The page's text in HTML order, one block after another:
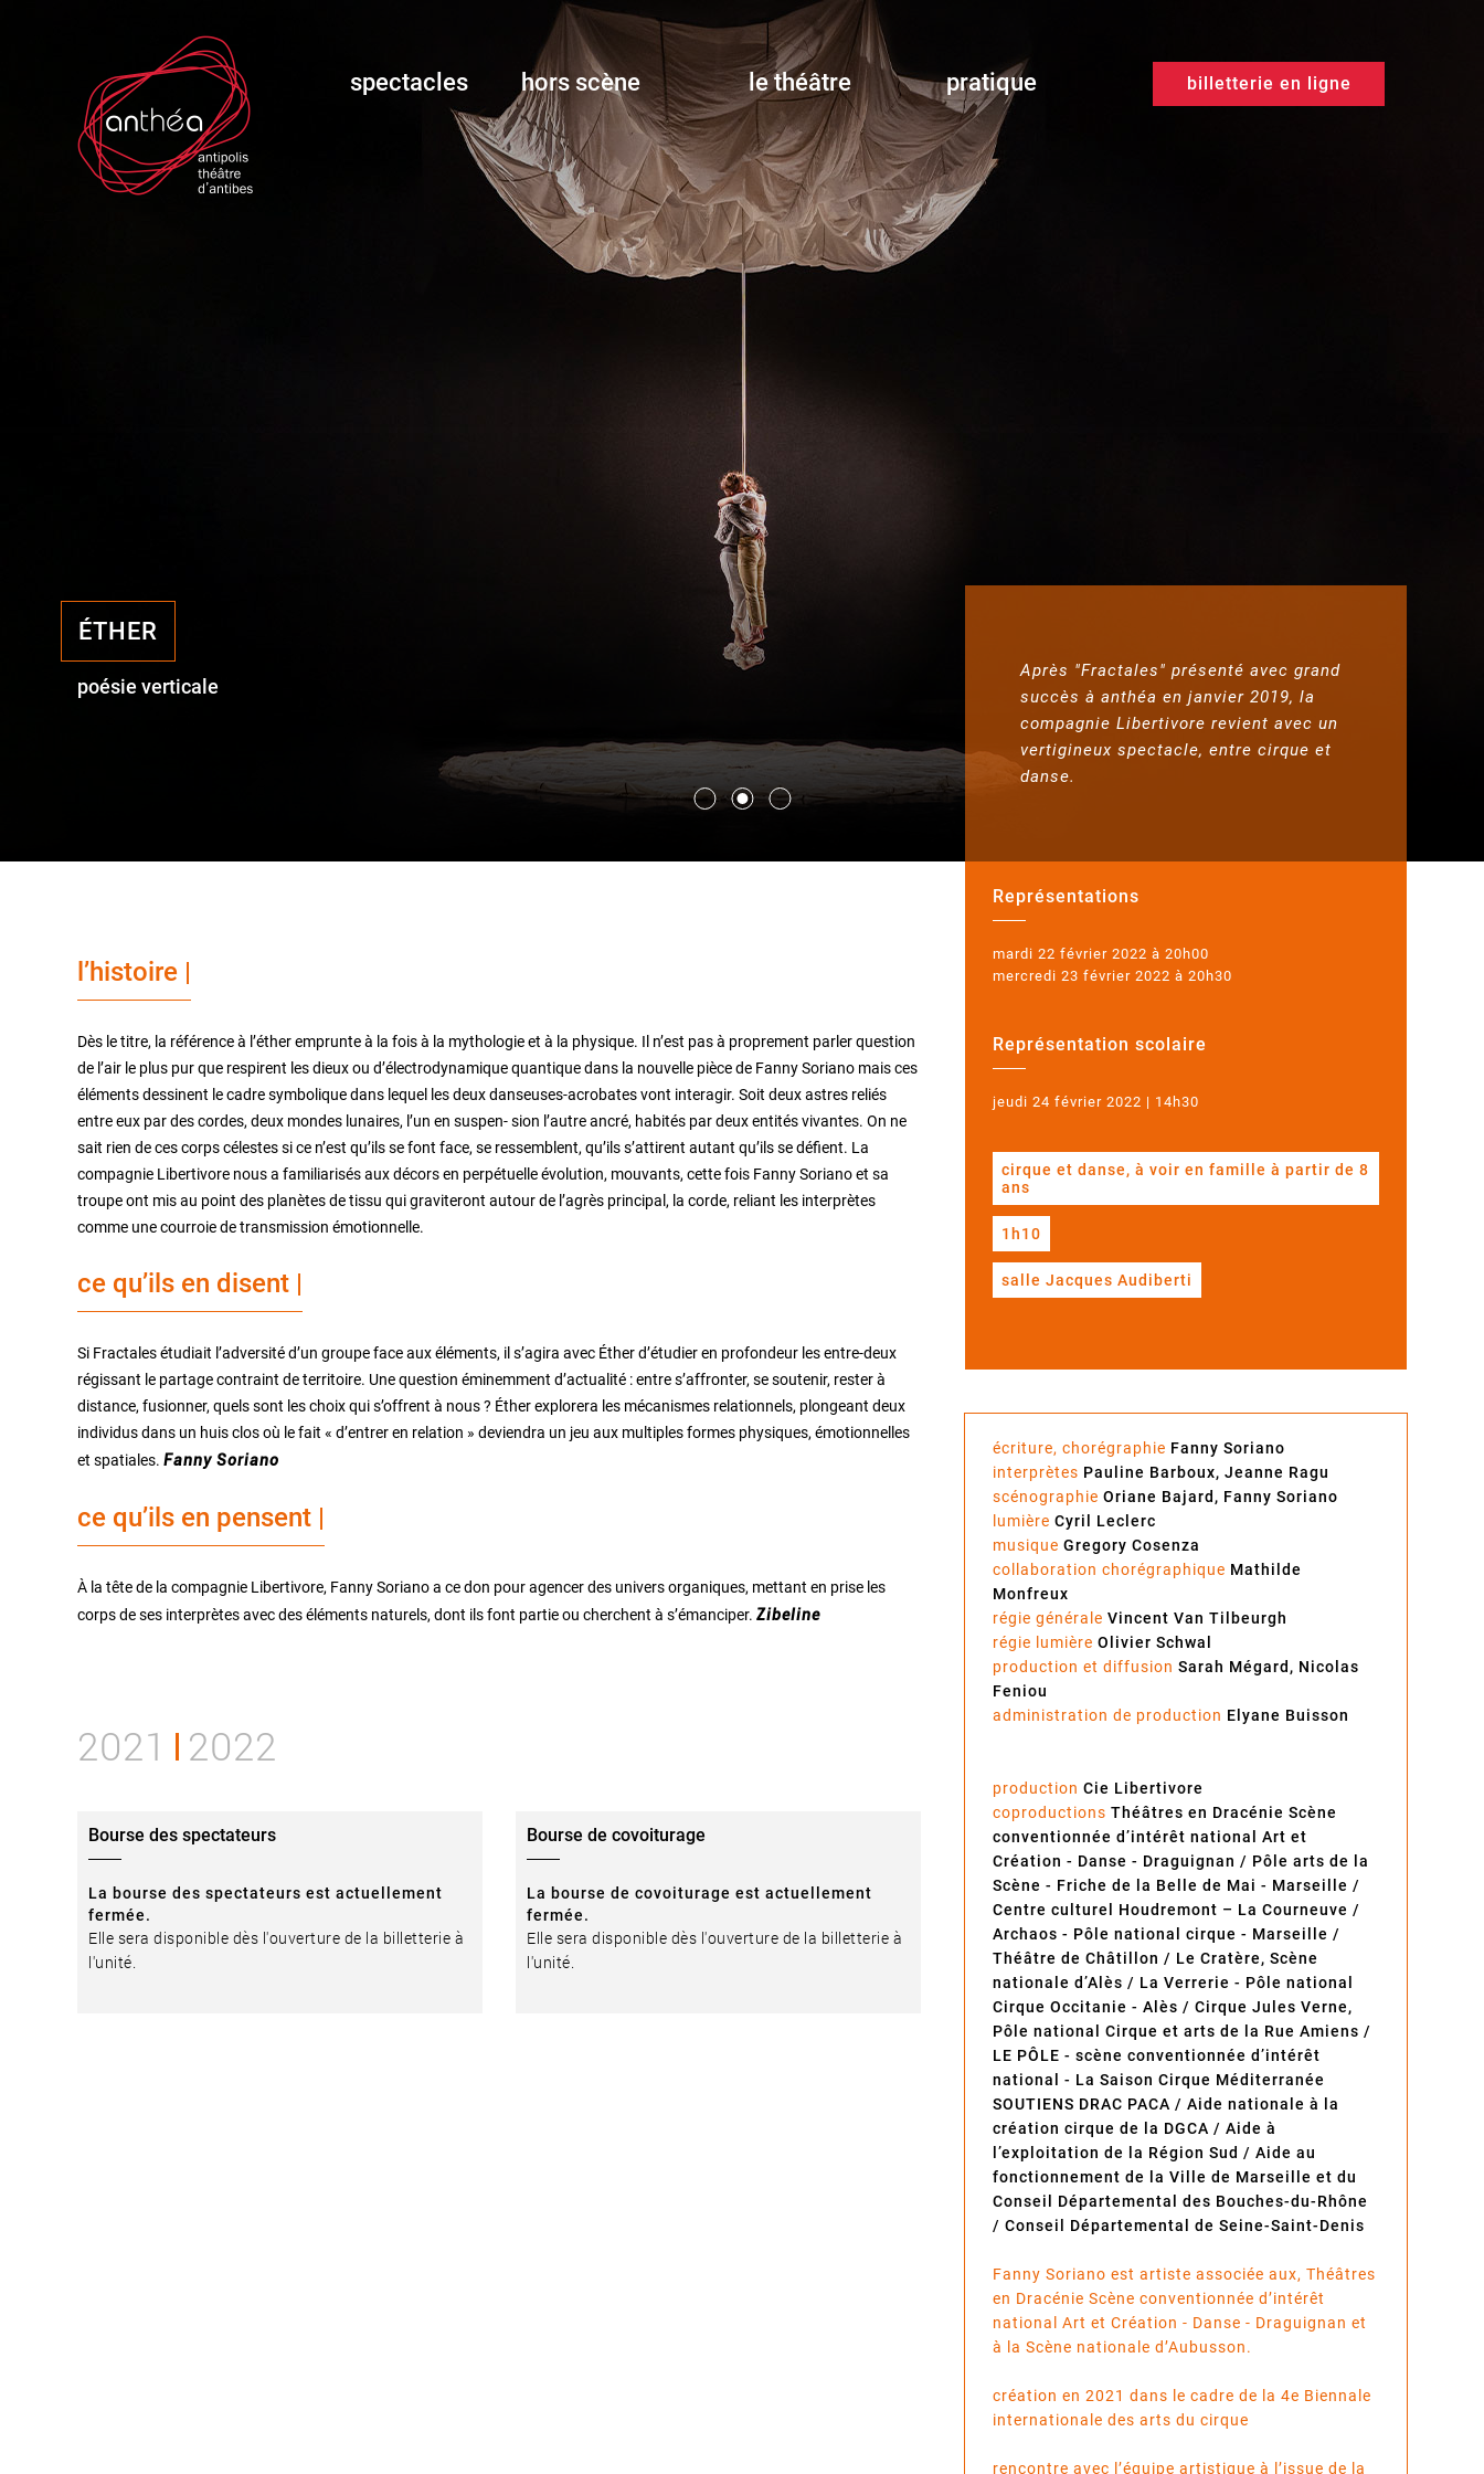
spectacles hors scène le théâtre pratique billetterie en ligne
ÉTHER
poésie verticale
Après "Fractales" présenté avec grand
succès à anthéa en janvier 2019, la
compagnie Libertivore revient avec un
vertigineux spectacle, entre cirque et
danse.
Représentations
mardi 22 février 2022 à 20h00
mercredi 23 février 2022 à 20h30
Représentation scolaire
jeudi 24 février 2022 | 14h30
cirque et danse, à voir en famille à partir de 8
ans
1h10
salle Jacques Audiberti
écriture, chorégraphie Fanny Soriano
interprètes Pauline Barboux, Jeanne Ragu
scénographie Oriane Bajard, Fanny Soriano
lumière Cyril Leclerc
musique Gregory Cosenza
collaboration chorégraphique Mathilde
Monfreux
régie générale Vincent Van Tilbeurgh
régie lumière Olivier Schwal
production et diffusion Sarah Mégard, Nicolas
Feniou
administration de production Elyane Buisson
production Cie Libertivore
coproductions Théâtres en Dracénie Scène
conventionnée d’intérêt national Art et
Création - Danse - Draguignan / Pôle arts de la
Scène - Friche de la Belle de Mai - Marseille /
Centre culturel Houdremont – La Courneuve /
Archaos - Pôle national cirque - Marseille /
Théâtre de Châtillon / Le Cratère, Scène
nationale d’Alès / La Verrerie - Pôle national
Cirque Occitanie - Alès / Cirque Jules Verne,
Pôle national Cirque et arts de la Rue Amiens /
LE PÔLE - scène conventionnée d’intérêt
national - La Saison Cirque Méditerranée
SOUTIENS DRAC PACA / Aide nationale à la
création cirque de la DGCA / Aide à
l’exploitation de la Région Sud / Aide au
fonctionnement de la Ville de Marseille et du
Conseil Départemental des Bouches-du-Rhône
/ Conseil Départemental de Seine-Saint-Denis
Fanny Soriano est artiste associée aux, Théâtres
en Dracénie Scène conventionnée d’intérêt
national Art et Création - Danse - Draguignan et
à la Scène nationale d’Aubusson.
création en 2021 dans le cadre de la 4e Biennale
internationale des arts du cirque
rencontre avec l’équipe artistique à l’issue de la
l’histoire |
Dès le titre, la référence à l’éther emprunte à la fois à la mythologie et à la physique. Il n’est pas à proprement parler question
de l’air le plus pur que respirent les dieux ou d’électrodynamique quantique dans la nouvelle pièce de Fanny Soriano mais ces
éléments dessinent le cadre symbolique dans lequel les deux danseuses-acrobates vont interagir. Soit deux astres reliés
entre eux par des cordes, deux mondes lunaires, l’un en suspen- sion l’autre ancré, habités par deux entités vivantes. On ne
sait rien de ces corps célestes si ce n’est qu’ils se font face, se ressemblent, qu’ils s’attirent autant qu’ils se défient. La
compagnie Libertivore nous a familiarisés aux décors en perpétuelle évolution, mouvants, cette fois Fanny Soriano et sa
troupe ont mis au point des planètes de tissu qui graviteront autour de l’agrès principal, la corde, reliant les interprètes
comme une courroie de transmission émotionnelle.
ce qu’ils en disent |
Si Fractales étudiait l’adversité d’un groupe face aux éléments, il s’agira avec Éther d’étudier en profondeur les entre-deux
régissant le partage contraint de territoire. Une question éminemment d’actualité : entre s’affronter, se soutenir, rester à
distance, fusionner, quels sont les choix qui s’offrent à nous ? Éther explorera les mécanismes relationnels, plongeant deux
individus dans un huis clos où le fait « d’entrer en relation » deviendra un jeu aux multiples formes physiques, émotionnelles
et spatiales. Fanny Soriano
ce qu’ils en pensent |
À la tête de la compagnie Libertivore, Fanny Soriano a ce don pour agencer des univers organiques, mettant en prise les
corps de ses interprètes avec des éléments naturels, dont ils font partie ou cherchent à s’émanciper. Zibeline
2021 2022
Bourse des spectateurs
La bourse des spectateurs est actuellement
fermée.
Elle sera disponible dès l'ouverture de la billetterie à
l'unité.
Bourse de covoiturage
La bourse de covoiturage est actuellement
fermée.
Elle sera disponible dès l'ouverture de la billetterie à
l'unité.